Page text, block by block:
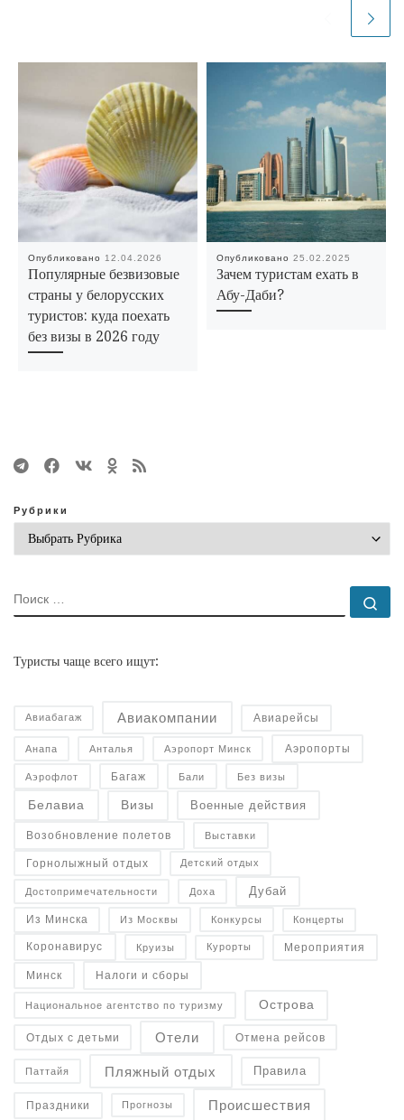
Опубликовано 12.04.2026
Популярные безвизовые
страны у белорусских
туристов: куда поехать
без визы в 2026 году
Опубликовано25.02.2025
Зачем туристам ехать в
Абу-Даби?
Рубрики
ПОИСК
Туристы чаще всего ищут:
Авиабагаж Авиакомпании Авиарейсы
Анапа Анталья Аэропорт Минск Аэропорты
Аэрофлот Багаж Бали Без визы
Белавиа Визы Военные действия
Возобновление полетов Выставки
Горнолыжный отдых Детский отдых
Достопримечательности Доха Дубай
Из Минска Из Москвы Конкурсы Концерты
Коронавирус Круизы Курорты Мероприятия
Минск Налоги и сборы
Национальное агентство по туризму Острова
Отдых с детьми Отели Отмена рейсов
Паттайя Пляжный отдых Правила
Праздники Прогнозы Происшествия